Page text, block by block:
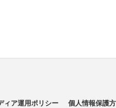
ィア運用ポリシー 個人情報保護